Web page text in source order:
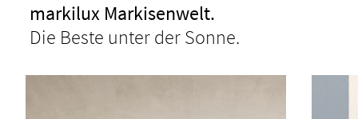
markilux Markisenwelt.
Die Beste unter der Sonne.